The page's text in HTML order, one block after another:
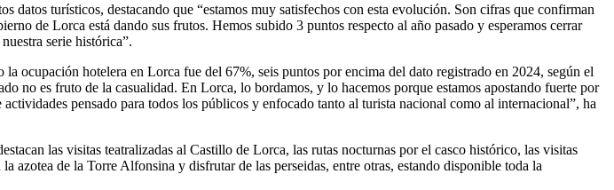
turísticos, destacando que “estamos muy satisfechos con esta evolución. Son cifras que confirman
de Lorca está dando sus frutos. Hemos subido 3 puntos respecto al año pasado y esperamos cerrar
serie histórica”.
ocupación hotelera en Lorca fue del 67%, seis puntos por encima del dato registrado en 2024, según el
no es fruto de la casualidad. En Lorca, lo bordamos, y lo hacemos porque estamos apostando fuerte por
pensado para todos los públicos y enfocado tanto al turista nacional como al internacional”, ha
las visitas teatralizadas al Castillo de Lorca, las rutas nocturnas por el casco histórico, las visitas
azotea de la Torre Alfonsina y disfrutar de las perseidas, entre otras, estando disponible toda la